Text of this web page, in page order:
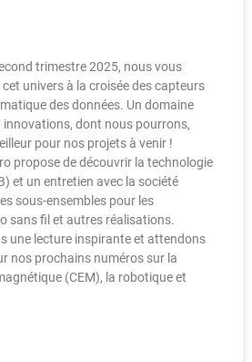
trimestre 2025, nous vous
univers à la croisée des capteurs
des données. Un domaine
innovations, dont nous pourrons,
pour nos projets à venir !
propose de découvrir la technologie
et un entretien avec la société
sous-ensembles pour les
sans fil et autres réalisations.
une lecture inspirante et attendons
nos prochains numéros sur la
(CEM), la robotique et